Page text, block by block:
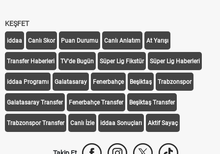
KEŞFET
iddaa Canlı Skor Puan Durumu Canlı Anlatım At Yarışı
Transfer Haberleri TV'de Bugün Süper Lig Fikstür Süper Lig Haberleri
iddaa Programı Galatasaray Fenerbahçe Beşiktaş Trabzonspor
Galatasaray Transfer Fenerbahçe Transfer Beşiktaş Transfer
Trabzonspor Transfer Canlı İzle iddaa Sonuçları Aktif Sayaç